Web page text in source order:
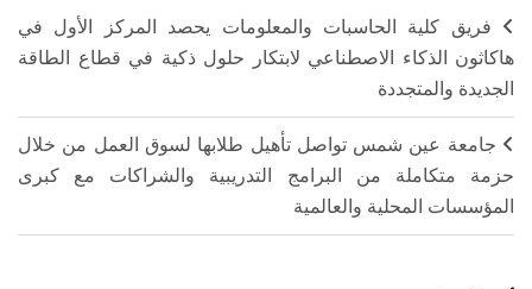
فريق كلية الحاسبات والمعلومات يحصد المركز الأول في
هاكاثون الذكاء الاصطناعي لابتكار حلول ذكية في قطاع الطاقة
الجديدة والمتجددة
جامعة عين شمس تواصل تأهيل طلابها لسوق العمل من خلال
حزمة متكاملة من البرامج التدريبية والشراكات مع كبرى
المؤسسات المحلية والعالمية